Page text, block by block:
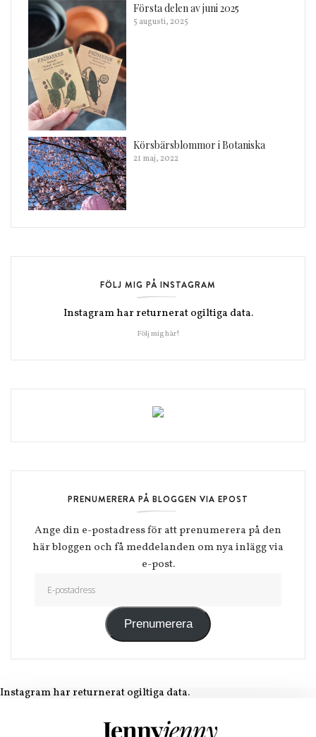
Första delen av juni 2025
5 augusti, 2025
Körsbärsblommor i Botaniska
21 maj, 2022
FÖLJ MIG PÅ INSTAGRAM
Instagram har returnerat ogiltiga data.
Följ mig här!
PRENUMERERA PÅ BLOGGEN VIA EPOST
Ange din e-postadress för att prenumerera på den
här bloggen och få meddelanden om nya inlägg via
e-post.
Prenumerera
Instagram har returnerat ogiltiga data.